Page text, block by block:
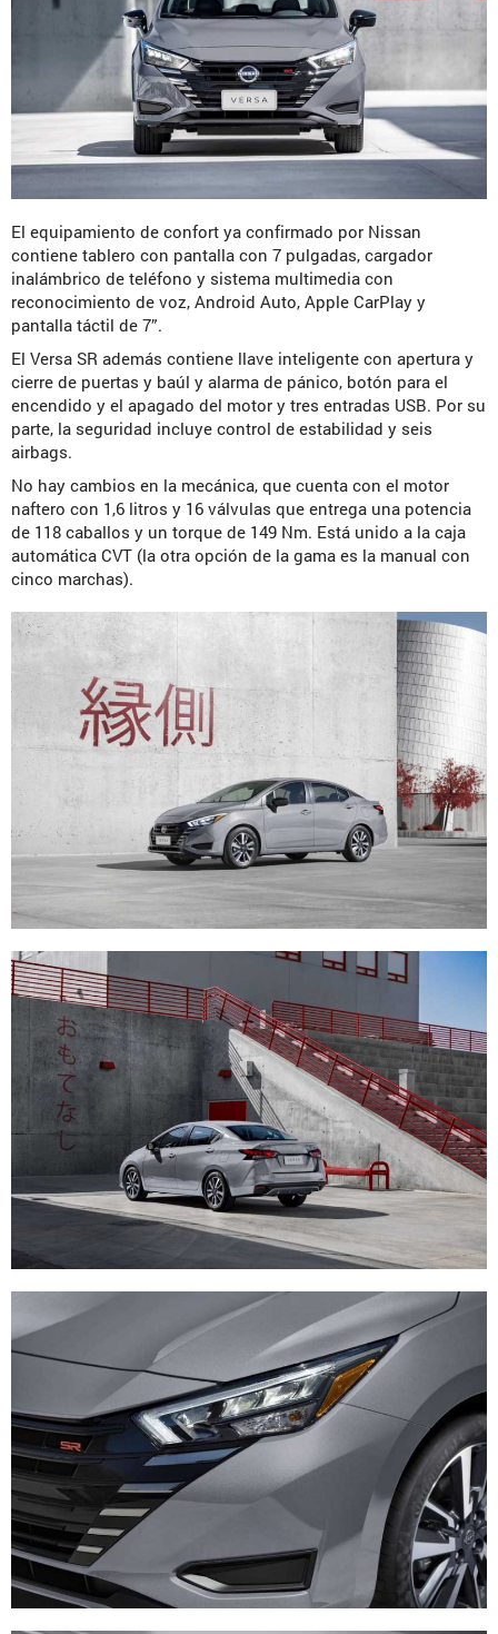
El equipamiento de confort ya confirmado por Nissan
contiene tablero con pantalla con 7 pulgadas, cargador
inalámbrico de teléfono y sistema multimedia con
reconocimiento de voz, Android Auto, Apple CarPlay y
pantalla táctil de 7”.
El Versa SR además contiene llave inteligente con apertura y
cierre de puertas y baúl y alarma de pánico, botón para el
encendido y el apagado del motor y tres entradas USB. Por su
parte, la seguridad incluye control de estabilidad y seis
airbags.
No hay cambios en la mecánica, que cuenta con el motor
naftero con 1,6 litros y 16 válvulas que entrega una potencia
de 118 caballos y un torque de 149 Nm. Está unido a la caja
automática CVT (la otra opción de la gama es la manual con
cinco marchas).